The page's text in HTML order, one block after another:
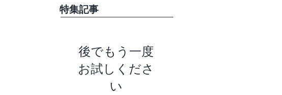
特集記事
後でもう一度
お試しくださ
い